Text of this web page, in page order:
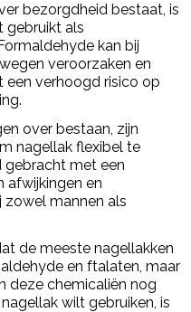
bezorgdheid bestaat, is
gebruikt als
kan bij
veroorzaken en
verhoogd risico op
over bestaan, zijn
nagellak flexibel te
gebracht met een
afwijkingen en
zowel mannen als
de meeste nagellakken
en ftalaten, maar
deze chemicaliën nog
wilt gebruiken, is